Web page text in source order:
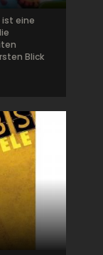
ist eine
Blick